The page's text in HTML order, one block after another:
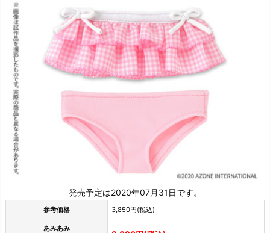
発売予定は2020年07月31日です。
参考価格 3,850円(税込)
あみあみ